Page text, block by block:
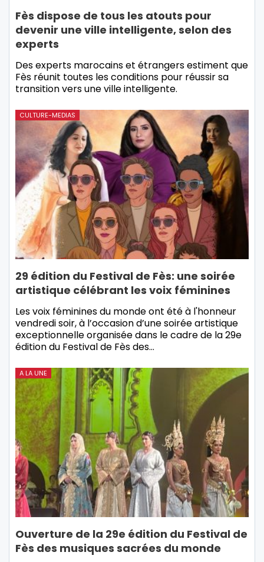
Fès dispose de tous les atouts pour
devenir une ville intelligente, selon des
experts
Des experts marocains et étrangers estiment que
Fès réunit toutes les conditions pour réussir sa
transition vers une ville intelligente.
CULTURE-MEDIAS
29 édition du Festival de Fès: une soirée
artistique célébrant les voix féminines
Les voix féminines du monde ont été à l'honneur
vendredi soir, à l’occasion d’une soirée artistique
exceptionnelle organisée dans le cadre de la 29e
édition du Festival de Fès des…
A LA UNE
Ouverture de la 29e édition du Festival de
Fès des musiques sacrées du monde